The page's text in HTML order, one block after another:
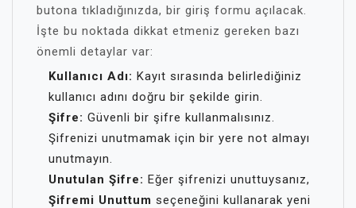
butona tıkladığınızda, bir giriş formu açılacak.
İşte bu noktada dikkat etmeniz gereken bazı
önemli detaylar var:
Kullanıcı Adı: Kayıt sırasında belirlediğiniz
kullanıcı adını doğru bir şekilde girin.
Şifre: Güvenli bir şifre kullanmalısınız.
Şifrenizi unutmamak için bir yere not almayı
unutmayın.
Unutulan Şifre: Eğer şifrenizi unuttuysanız,
Şifremi Unuttum seçeneğini kullanarak yeni